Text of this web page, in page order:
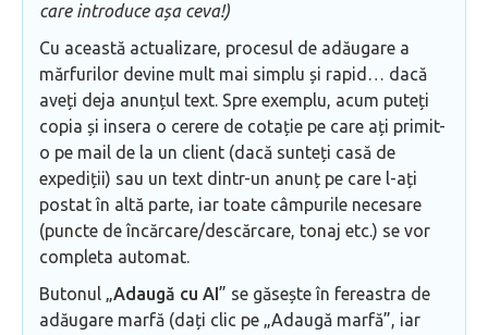
care introduce așa ceva!)
Cu această actualizare, procesul de adăugare a
mărfurilor devine mult mai simplu și rapid… dacă
aveți deja anunțul text. Spre exemplu, acum puteți
copia și insera o cerere de cotație pe care ați primit-
o pe mail de la un client (dacă sunteți casă de
expediții) sau un text dintr-un anunț pe care l-ați
postat în altă parte, iar toate câmpurile necesare
(puncte de încărcare/descărcare, tonaj etc.) se vor
completa automat.
Butonul „Adaugă cu AI” se găsește în fereastra de
adăugare marfă (dați clic pe „Adaugă marfă”, iar